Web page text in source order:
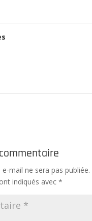
mail ne sera pas publiée.
indiqués avec *